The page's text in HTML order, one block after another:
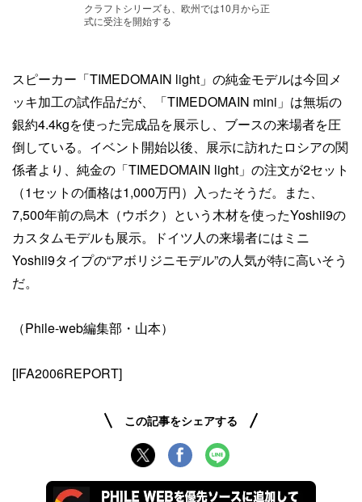
クラフトシリーズも、欧州では10月から正
式に受注を開始する
スピーカー「TIMEDOMAIN light」の純金モデルは今回メ
ッキ加工の試作品だが、「TIMEDOMAIN mini」は無垢の
銀約4.4kgを使った完成品を展示し、ブースの来場者を圧
倒している。イベント開始以後、展示に訪れたロシアの関
係者より、純金の「TIMEDOMAIN light」の注文が2セット
（1セットの価格は1,000万円）入ったそうだ。また、
7,500年前の烏木（ウボク）という木材を使ったYoshii9の
カスタムモデルも展示。ドイツ人の来場者にはミニ
Yoshii9タイプの“アボリジニモデル”の人気が特に高いそう
だ。
（Phile-web編集部・山本）
[IFA2006REPORT]
この記事をシェアする